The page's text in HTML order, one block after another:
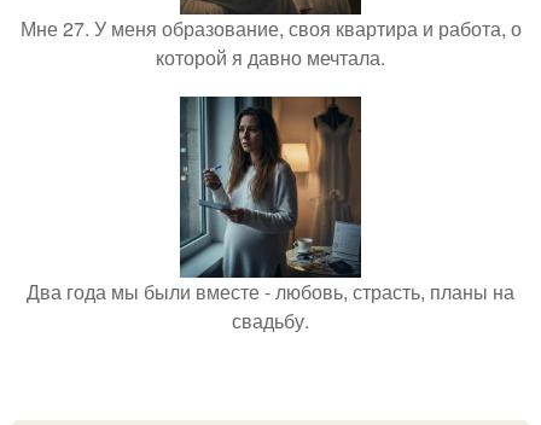
Мне 27. У меня образование, своя квартира и работа, о
которой я давно мечтала.
Два года мы были вместе - любовь, страсть, планы на
свадьбу.